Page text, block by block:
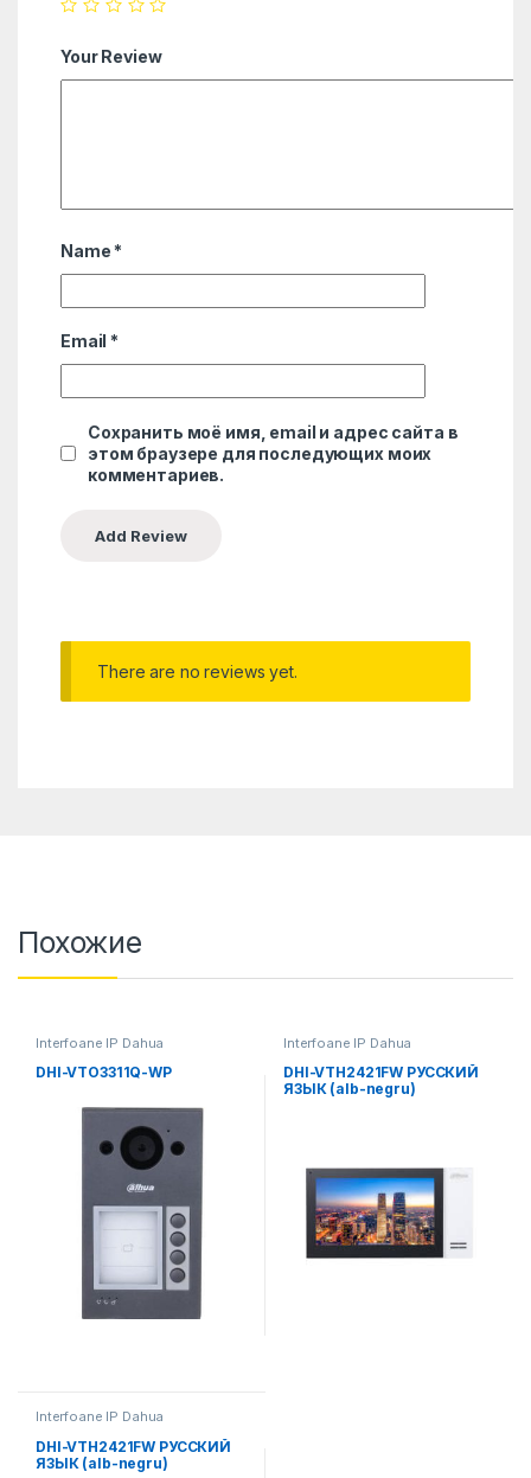
Your Review
Name *
Email *
Сохранить моё имя, email и адрес сайта в
этом браузере для последующих моих
комментариев.
There are no reviews yet.
Похожие
Interfoane IP Dahua
DHI-VTO3311Q-WP
Interfoane IP Dahua
DHI-VTH2421FW РУССКИЙ
ЯЗЫК (alb-negru)
Interfoane IP Dahua
DHI-VTH2421FW РУССКИЙ
ЯЗЫК (alb-negru)